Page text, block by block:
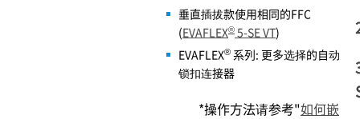
垂直插拔款使用相同的FFC
(EVAFLEX® 5-SE VT)
EVAFLEX® 系列: 更多选择的自动
锁扣连接器
*操作方法请参考"如何嵌